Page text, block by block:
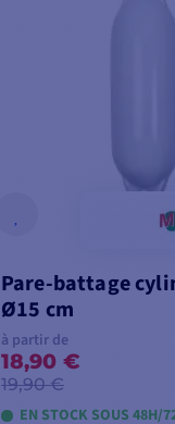
Pare-battage
Ø15 cm
à partir de
18,90 €
19,90 €
EN STOCK SOUS 48H/